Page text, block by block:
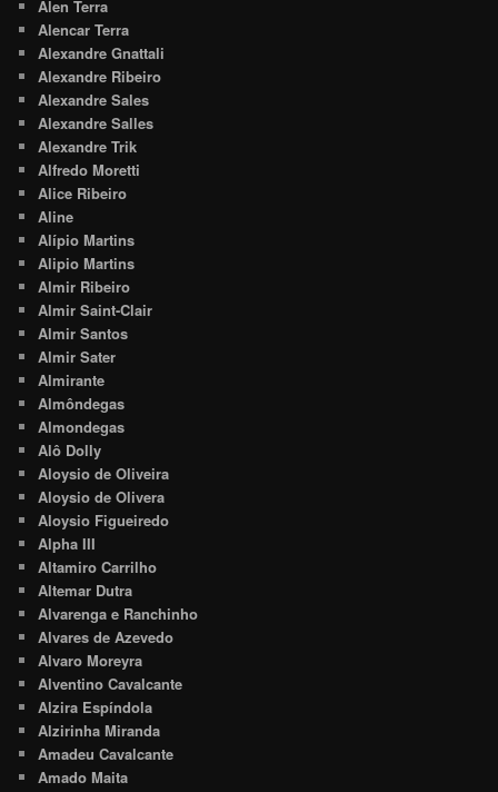
Alen Terra
Alencar Terra
Alexandre Gnattali
Alexandre Ribeiro
Alexandre Sales
Alexandre Salles
Alexandre Trik
Alfredo Moretti
Alice Ribeiro
Aline
Alípio Martins
Alipio Martins
Almir Ribeiro
Almir Saint-Clair
Almir Santos
Almir Sater
Almirante
Almôndegas
Almondegas
Alô Dolly
Aloysio de Oliveira
Aloysio de Olivera
Aloysio Figueiredo
Alpha III
Altamiro Carrilho
Altemar Dutra
Alvarenga e Ranchinho
Alvares de Azevedo
Alvaro Moreyra
Alventino Cavalcante
Alzira Espíndola
Alzirinha Miranda
Amadeu Cavalcante
Amado Maita